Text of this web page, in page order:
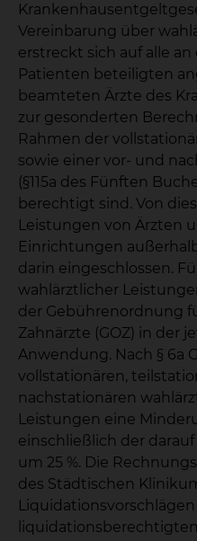
Vereinbarung über
erstreckt sich auf alle
Patienten beteiligten
beamteten Ärzte des
zur gesonderten
Rahmen der
sowie einer vor- und
(§115a des Fünften
berechtigt sind. Von
Leistungen von Ärzten
Einrichtungen
darin eingeschlossen.
wahlärztlicher
der Gebührenordnung
Zahnärzte (GOZ) in der
Anwendung. Nach § 6a
vollstationären,
nachstationären
Leistungen eine
einschließlich der
um 25 %. Die
des Städtischen